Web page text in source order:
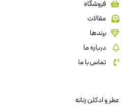
فروشگاه
مقالات
برندها
درباره ما
تماس با ما
عطر و ادکلن زنانه